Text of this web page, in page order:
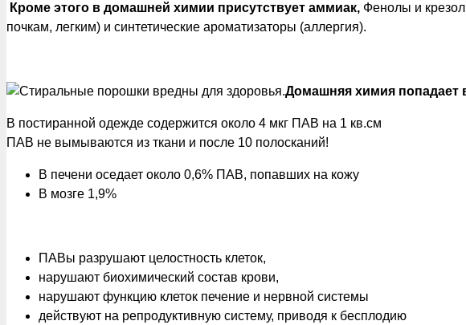
Кроме этого в домашней химии присутствует аммиак, Фенолы и
почкам, легким) и синтетические ароматизаторы (аллергия).
Домашняя химия попадает
В постиранной одежде содержится около 4 мкг ПАВ на 1 кв.см
ПАВ не вымываются из ткани и после 10 полосканий!
В печени оседает около 0,6% ПАВ, попавших на кожу
В мозге 1,9%
ПАВы разрушают целостность клеток,
нарушают биохимический состав крови,
нарушают функцию клеток печение и нервной системы
действуют на репродуктивную систему, приводя к бесплодию